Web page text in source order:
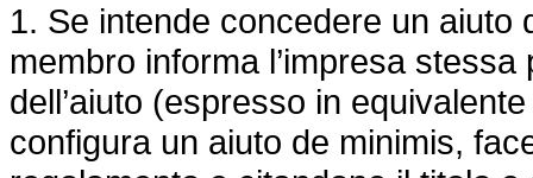
1. Se intende concedere un aiuto
membro informa l’impresa
dell’aiuto (espresso in
configura un aiuto de minimis,